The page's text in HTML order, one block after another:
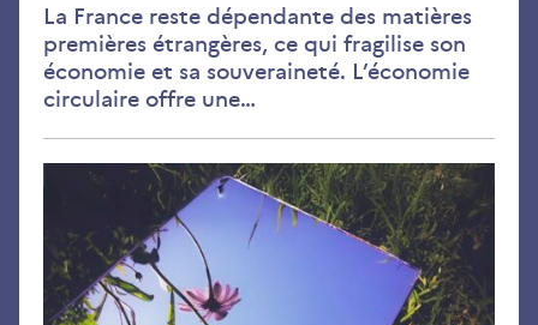
La France reste dépendante des matières
premières étrangères, ce qui fragilise son
économie et sa souveraineté. L’économie
circulaire offre une…